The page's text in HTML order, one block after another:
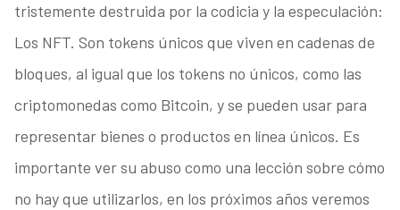
tristemente destruida por la codicia y la especulación:
Los NFT. Son tokens únicos que viven en cadenas de
bloques, al igual que los tokens no únicos, como las
criptomonedas como Bitcoin, y se pueden usar para
representar bienes o productos en línea únicos. Es
importante ver su abuso como una lección sobre cómo
no hay que utilizarlos, en los próximos años veremos